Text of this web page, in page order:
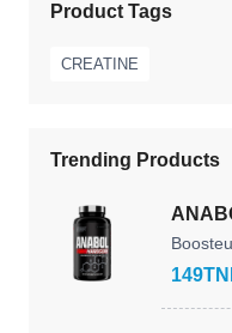
Product Tags
CREATINE
Trending Products